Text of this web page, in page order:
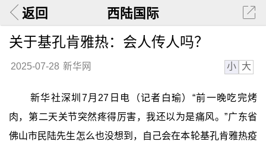
返回 西陆国际
关于基孔肯雅热：会人传人吗？
2025-07-28 新华网 小 大
新华社深圳7月27日电（记者白瑜）“前一晚吃完烤
肉，第二天关节突然疼得厉害，我还以为是痛风。”广东省
佛山市民陆先生怎么也没想到，自己会在本轮基孔肯雅热疫